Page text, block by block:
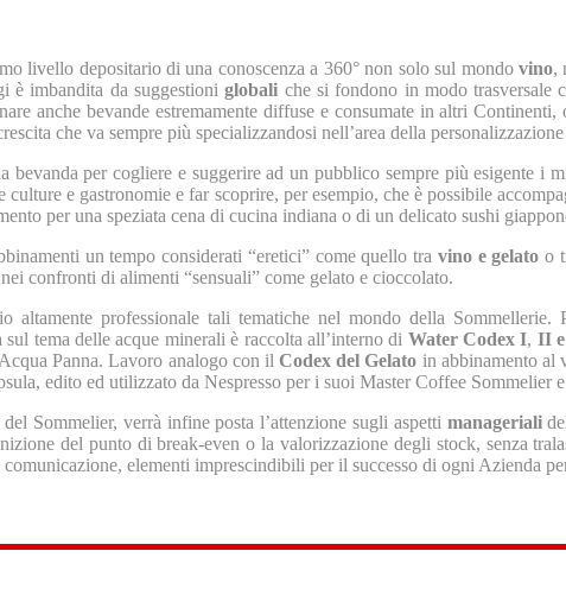
livello depositario di una conoscenza a 360° non solo sul mondovino,
è imbandita da suggestioniglobali che si fondono in modo trasversale
anche bevande estremamente diffuse e consumate in altri
che va sempre più specializzandosi nell’area della
per cogliere e suggerire ad un pubblico sempre più esigente i
e gastronomie e far scoprire, per esempio, che è possibile
per una speziata cena di cucina indiana o di un delicato sushi
un tempo considerati “eretici” come quello tra vino e gelato o
confronti di alimenti “sensuali” come gelato e cioccolato.
professionale tali tematiche nel mondo della
tema delle acque minerali è raccolta all’interno di Water Codex I, II
Panna. Lavoro analogo con ilCodex del Gelato in abbinamento al
edito ed utilizzato da Nespresso per i suoi Master Coffee
Sommelier, verrà infine posta l’attenzione sugli aspetti manageriali
del punto di break-even o la valorizzazione degli stock, senza
elementi imprescindibili per il successo di ogni Azienda